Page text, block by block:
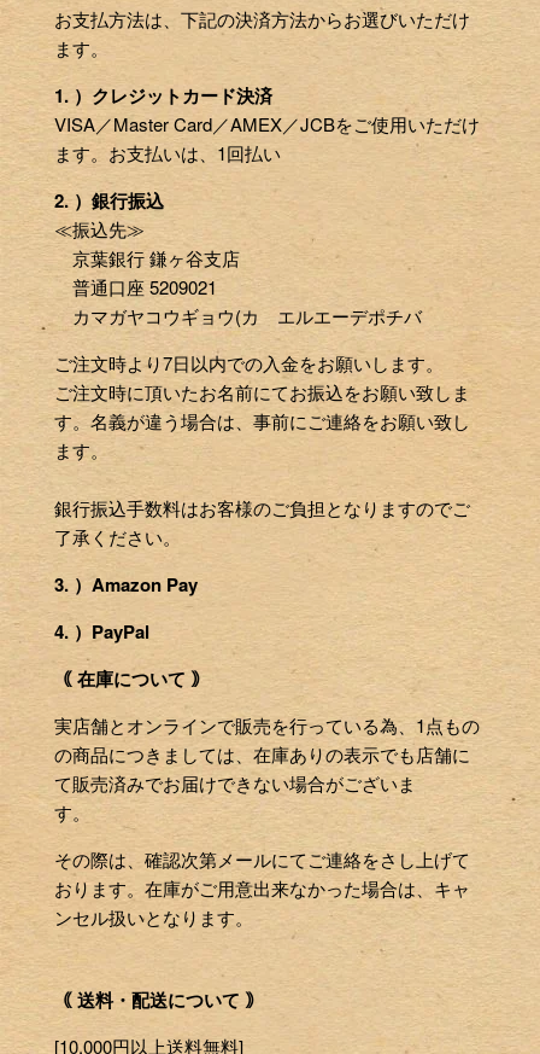
お支払方法は、下記の決済方法からお選びいただけ
ます。
1. ）クレジットカード決済
VISA／Master Card／AMEX／JCBをご使用いただけ
ます。お支払いは、1回払い
2. ）銀行振込
≪振込先≫
京葉銀行 鎌ヶ谷支店
普通口座 5209021
カマガヤコウギョウ(カ エルエーデポチバ
ご注文時より7日以内での入金をお願いします。
ご注文時に頂いたお名前にてお振込をお願い致しま
す。名義が違う場合は、事前にご連絡をお願い致し
ます。
銀行振込手数料はお客様のご負担となりますのでご
了承ください。
3. ）Amazon Pay
4. ）PayPal
｟ 在庫について ｠
実店舗とオンラインで販売を行っている為、1点もの
の商品につきましては、在庫ありの表示でも店舗に
て販売済みでお届けできない場合がございま
す。
その際は、確認次第メールにてご連絡をさし上げて
おります。在庫がご用意出来なかった場合は、キャ
ンセル扱いとなります。
｟ 送料・配送について ｠
[10,000円以上送料無料]